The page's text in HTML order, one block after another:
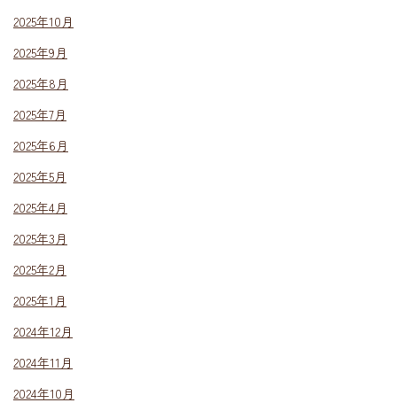
2025年10月
2025年9月
2025年8月
2025年7月
2025年6月
2025年5月
2025年4月
2025年3月
2025年2月
2025年1月
2024年12月
2024年11月
2024年10月